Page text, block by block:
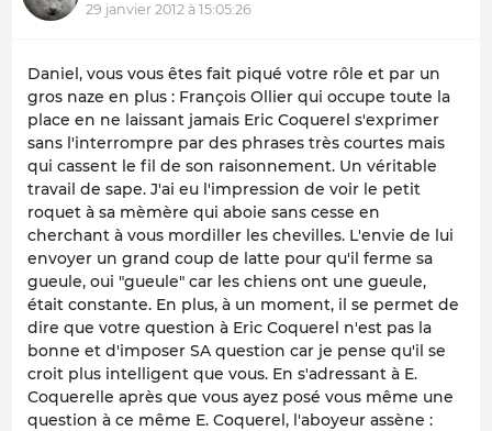
29 janvier 2012 à 15:05:26
Daniel, vous vous êtes fait piqué votre rôle et par un
gros naze en plus : François Ollier qui occupe toute la
place en ne laissant jamais Eric Coquerel s'exprimer
sans l'interrompre par des phrases très courtes mais
qui cassent le fil de son raisonnement. Un véritable
travail de sape. J'ai eu l'impression de voir le petit
roquet à sa mèmère qui aboie sans cesse en
cherchant à vous mordiller les chevilles. L'envie de lui
envoyer un grand coup de latte pour qu'il ferme sa
gueule, oui "gueule" car les chiens ont une gueule,
était constante. En plus, à un moment, il se permet de
dire que votre question à Eric Coquerel n'est pas la
bonne et d'imposer SA question car je pense qu'il se
croit plus intelligent que vous. En s'adressant à E.
Coquerelle après que vous ayez posé vous même une
question à ce même E. Coquerel, l'aboyeur assène :